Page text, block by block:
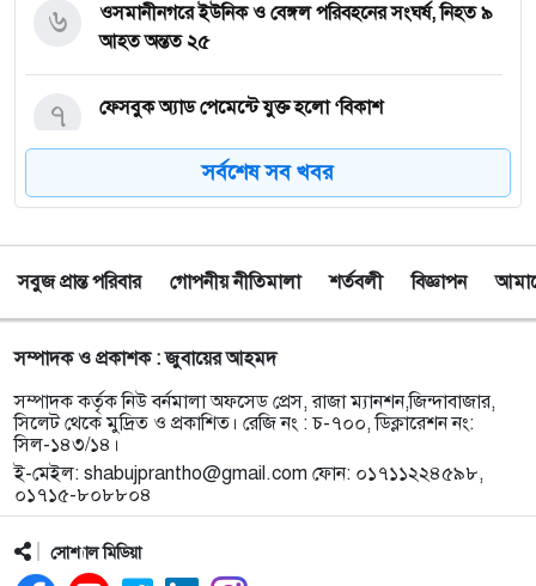
ওসমানীনগরে ইউনিক ও বেঙ্গল পরিবহনের সংঘর্ষ, নিহত ৯
আহত অন্তত ২৫
৬
ফেসবুক অ্যাড পেমেন্টে যুক্ত হলো ‘বিকাশ
৭
সিলেটে চার বছরের শিশু ফাহিমা ধর্ষণ ও হত্যা মামলায়
৮
নয়াদিল্লিতে সাজাপ্রাপ্ত গণহত্যাকারী শেখ হাসিনাকে
সংবাদমাধ্যমের মুখোমুখি হতে দেওয়ায় ঢাকার তীব্র ক্ষোভ
৯
বড়লেখায় গণভোটের রায় ও জুলাই সনদ বাস্তবায়নের
দাবিতে জামায়াতের সমাবেশ ও গণমিছিল
১০
গোয়াইনঘাটে ১৭০ বোতল ভারতীয় ইস্কাফ কফ সিরাপ
উদ্ধার, গ্রেপ্তার ১
১১
জুলাই গণঅভ্যুত্থান দিবস উপলক্ষে জকিগঞ্জে আলোচনা
সর্বশেষ সব খবর
সবুজ প্রান্ত পরিবার গোপনীয় নীতিমালা শর্তবলী বিজ্ঞাপন
সম্পাদক ও প্রকাশক : জুবায়ের আহমদ
সম্পাদক কর্তৃক নিউ বর্নমালা অফসেড প্রেস, রাজা ম্যানশন,জিন্দাবাজার,
সিলেট থেকে মুদ্রিত ও প্রকাশিত। রেজি নং : চ-৭০০, ডিক্লারেশন নং:
সিল-১৪৩/১৪।
ই-মেইল: shabujprantho@gmail.com ফোন: ০১৭১১২২৪৫৯৮,
০১৭১৫-৮০৮৮০৪
সোশ্যাল মিডিয়া